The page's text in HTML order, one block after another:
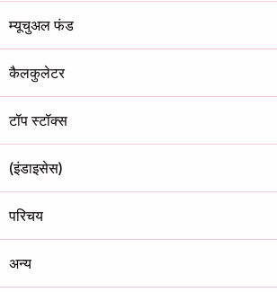
म्यूचुअल फंड
कैलकुलेटर
टॉप स्टॉक्स
(इंडाइसेस)
परिचय
अन्य